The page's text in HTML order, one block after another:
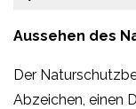
Aussehen des
Der
Abzeichen, einen